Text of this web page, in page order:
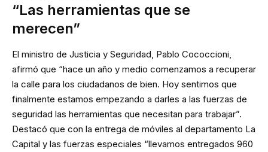
“Las herramientas que se
merecen”
El ministro de Justicia y Seguridad, Pablo Cococcioni,
afirmó que “hace un año y medio comenzamos a recuperar
la calle para los ciudadanos de bien. Hoy sentimos que
finalmente estamos empezando a darles a las fuerzas de
seguridad las herramientas que necesitan para trabajar”.
Destacó que con la entrega de móviles al departamento La
Capital y las fuerzas especiales “llevamos entregados 960